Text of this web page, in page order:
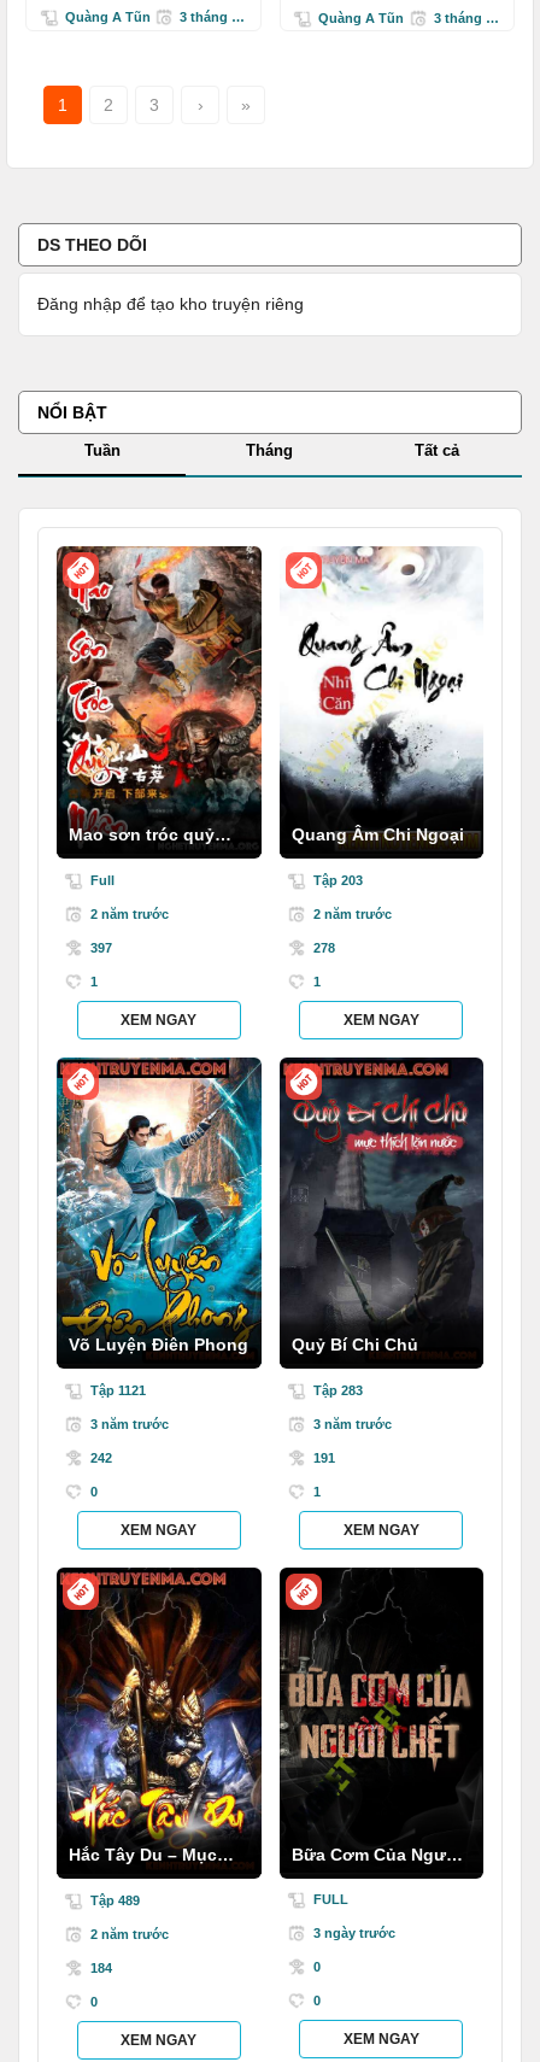
Quàng A Tũn 3 tháng trước
PhốQuàng A Tũn 3 tháng trước
1 2 3 › »
DS THEO DÕI
Đăng nhập để tạo kho truyện riêng
NỔI BẬT
Tuần Tháng Tất cả
Mao sơn tróc quỷ
nhânFull
2 năm trước
397
1
XEM NGAY
Quang Âm Chi Ngoại
Tập 203
2 năm trước
278
1
XEM NGAY
Võ Luyện Điên Phong
Tập 1121
3 năm trước
242
0
XEM NGAY
Quỷ Bí Chi Chủ
Tập 283
3 năm trước
191
1
XEM NGAY
Hắc Tây Du – Mục
Thần Ký
Tập 489
2 năm trước
184
0
XEM NGAY
Bữa Cơm Của Người
C.hết
FULL
3 ngày trước
0
0
XEM NGAY